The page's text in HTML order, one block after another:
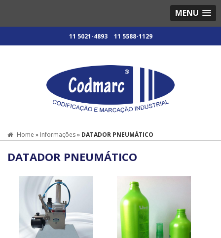
MENU
11 5021-4893 11 5588-1129
Home » Informações» DATADOR PNEUMÁTICO
DATADOR PNEUMÁTICO